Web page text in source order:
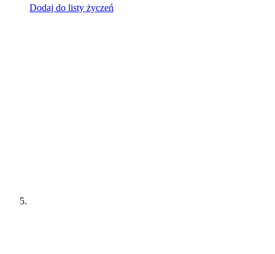
Dodaj do listy życzeń